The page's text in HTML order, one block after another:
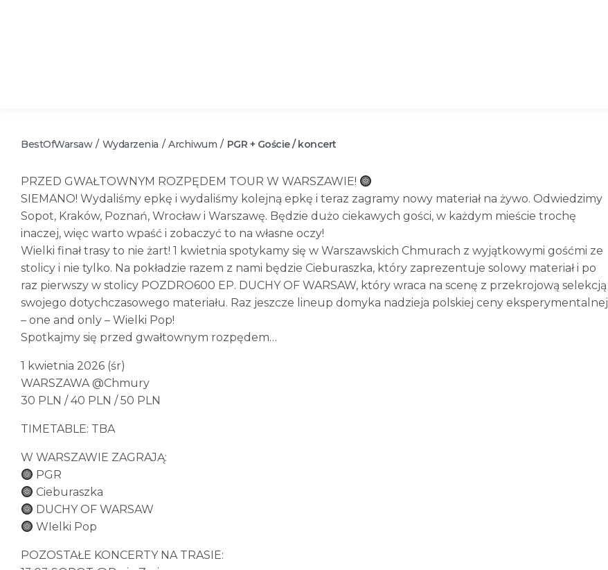
BestOfWarsaw / Wydarzenia / Archiwum / PGR + Goście / koncert
PRZED GWAŁTOWNYM ROZPĘDEM TOUR W WARSZAWIE!
SIEMANO! Wydaliśmy epkę i wydaliśmy kolejną epkę i teraz zagramy nowy materiał na żywo. Odwiedzimy
Sopot, Kraków, Poznań, Wrocław i Warszawę. Będzie dużo ciekawych gości, w każdym mieście trochę
inaczej, więc warto wpaść i zobaczyć to na własne oczy!
Wielki finał trasy to nie żart! 1 kwietnia spotykamy się w Warszawskich Chmurach z wyjątkowymi gośćmi ze
stolicy i nie tylko. Na pokładzie razem z nami będzie Cieburaszka, który zaprezentuje solowy materiał i po
raz pierwszy w stolicy POZDRO600 EP. DUCHY OF WARSAW, który wraca na scenę z przekrojową selekcją
swojego dotychczasowego materiału. Raz jeszcze lineup domyka nadzieja polskiej ceny eksperymentalnej
– one and only – Wielki Pop!
Spotkajmy się przed gwałtownym rozpędem…
1 kwietnia 2026 (śr)
WARSZAWA @Chmury
30 PLN / 40 PLN / 50 PLN
TIMETABLE: TBA
W WARSZAWIE ZAGRAJĄ:
PGR
Cieburaszka
DUCHY OF WARSAW
WIelki Pop
POZOSTAŁE KONCERTY NA TRASIE: